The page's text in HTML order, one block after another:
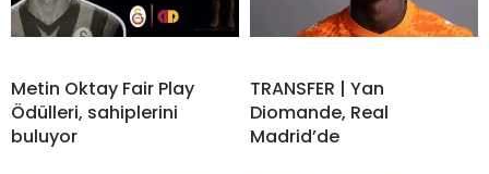
Metin Oktay Fair Play
Ödülleri, sahiplerini
buluyor
TRANSFER | Yan
Diomande, Real
Madrid’de